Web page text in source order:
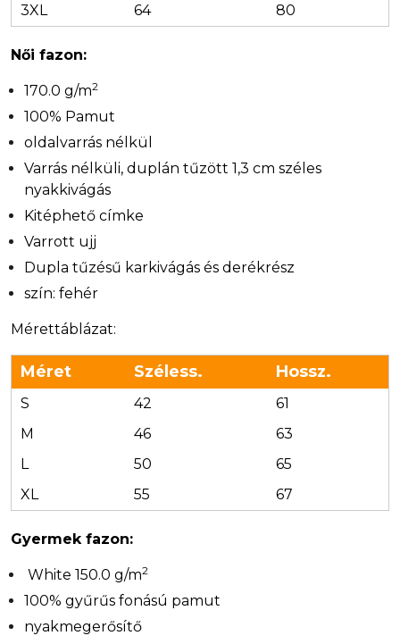
3XL
64 80
Női fazon:
170.0 g/m2
100% Pamut
oldalvarrás nélkül
Varrás nélküli, duplán tűzött 1,3 cm széles
nyakkivágás
Kitéphető címke
Varrott ujj
Dupla tűzésű karkivágás és derékrész
szín: fehér
Mérettáblázat:
Méret Széless. Hossz.
S 42
61
M
46
63
L
50
65
XL
55 67
Gyermek fazon:
White 150.0 g/m2
100% gyűrűs fonású pamut
nyakmegerősítő